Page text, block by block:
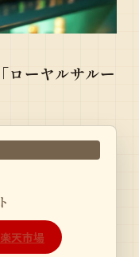
ローヤルサルー
楽天市場